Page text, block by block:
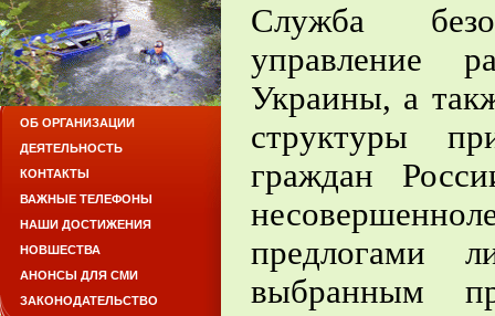
Служба
управление
Украины, а
структуры
граждан
предлогами
выбранным
ОБ ОРГАНИЗАЦИИ
ДЕЯТЕЛЬНОСТЬ
КОНТАКТЫ
ВАЖНЫЕ ТЕЛЕФОНЫ
НАШИ ДОСТИЖЕНИЯ
НОВШЕСТВА
АНОНСЫ ДЛЯ СМИ
ЗАКОНОДАТЕЛЬСТВО